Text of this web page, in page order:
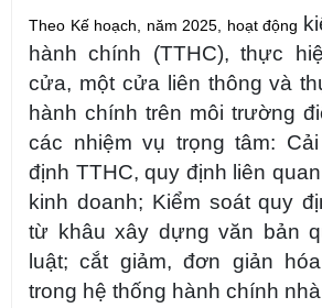
Theo Kế hoạch, năm 2025, hoạt động
hành chính (TTHC), thực
cửa, một cửa liên thông và
hành chính trên môi trường
các nhiệm vụ trọng tâm:
định TTHC, quy định liên
kinh doanh; Kiểm soát quy
từ khâu xây dựng văn bản
luật; cắt giảm, đơn giản
trong hệ thống hành chính